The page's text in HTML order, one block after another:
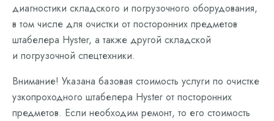
диагностики складского и погрузочного оборудования,
в том числе для очистки от посторонних предметов
штабелера Hyster, а также другой складской
и погрузочной спецтехники.
Внимание! Указана базовая стоимость услуги по очистке
узкопроходного штабелера Hyster от посторонних
предметов. Если необходим ремонт, то его стоимость